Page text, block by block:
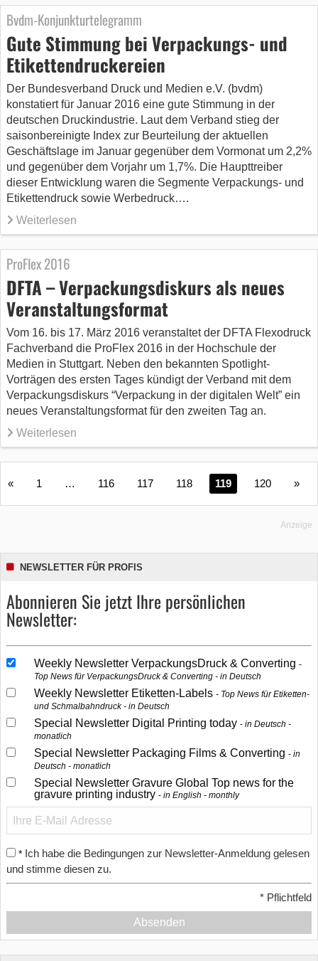
Bvdm-Konjunkturtelegramm
Gute Stimmung bei Verpackungs- und
Etikettendruckereien
Der Bundesverband Druck und Medien e.V. (bvdm)
konstatiert für Januar 2016 eine gute Stimmung in der
deutschen Druckindustrie. Laut dem Verband stieg der
saisonbereinigte Index zur Beurteilung der aktuellen
Geschäftslage im Januar gegenüber dem Vormonat um 2,2%
und gegenüber dem Vorjahr um 1,7%. Die Haupttreiber
dieser Entwicklung waren die Segmente Verpackungs- und
Etikettendruck sowie Werbedruck….
Weiterlesen
ProFlex 2016
DFTA – Verpackungsdiskurs als neues
Veranstaltungsformat
Vom 16. bis 17. März 2016 veranstaltet der DFTA Flexodruck
Fachverband die ProFlex 2016 in der Hochschule der
Medien in Stuttgart. Neben den bekannten Spotlight-
Vorträgen des ersten Tages kündigt der Verband mit dem
Verpackungsdiskurs “Verpackung in der digitalen Welt” ein
neues Veranstaltungsformat für den zweiten Tag an.
Weiterlesen
« 1 … 116 117 118 119 120 »
Anzeige
NEWSLETTER FÜR PROFIS
Abonnieren Sie jetzt Ihre persönlichen
Newsletter:
Weekly Newsletter VerpackungsDruck & Converting
Top News für VerpackungsDruck & Converting - in Deutsch
Weekly Newsletter Etiketten-Labels
Top News für Etiketten-
und Schmalbahndruck - in Deutsch
Special Newsletter Digital Printing today
in Deutsch -
monatlich
Special Newsletter Packaging Films & Converting
in
Deutsch - monatlich
Special Newsletter Gravure Global Top news for the
gravure printing industry
in English - monthly
* Ich habe die Bedingungen zur Newsletter-Anmeldung gelesen
und stimme diesen zu.
* Pflichtfeld
Absenden